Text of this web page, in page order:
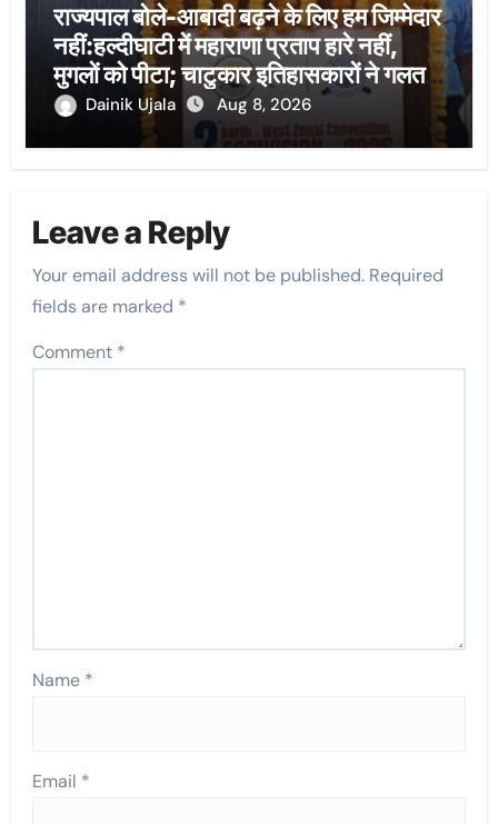
राज्यपाल बोले-आबादी बढ़ने के लिए हम जिम्मेदार
नहीं:हल्दीघाटी में महाराणा प्रताप हारे नहीं,
मुगलों को पीटा; चाटुकार इतिहासकारों ने गलत
लिखाDainik Ujala Aug 8, 2026
Leave a Reply
Your email address will not be published. Required
fields are marked *
Comment *
Name *
Email *